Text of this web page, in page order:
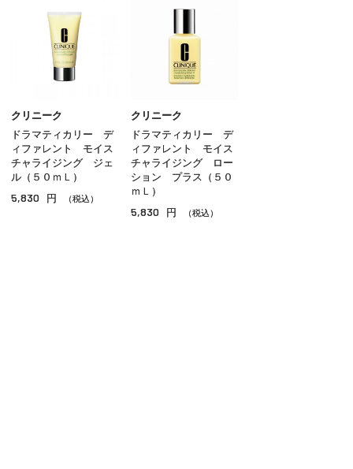
美容液
オイル
アイケア
リップケア
クリニーク
ドラマティカリー デ
ィファレント モイス
チャライジング ジェ
ル（５０ｍＬ）
5,830 円 （税込）
クリニーク
ドラマティカリー デ
ィファレント モイス
チャライジング ロー
ション プラス（５０
ｍＬ）
5,830 円 （税込）